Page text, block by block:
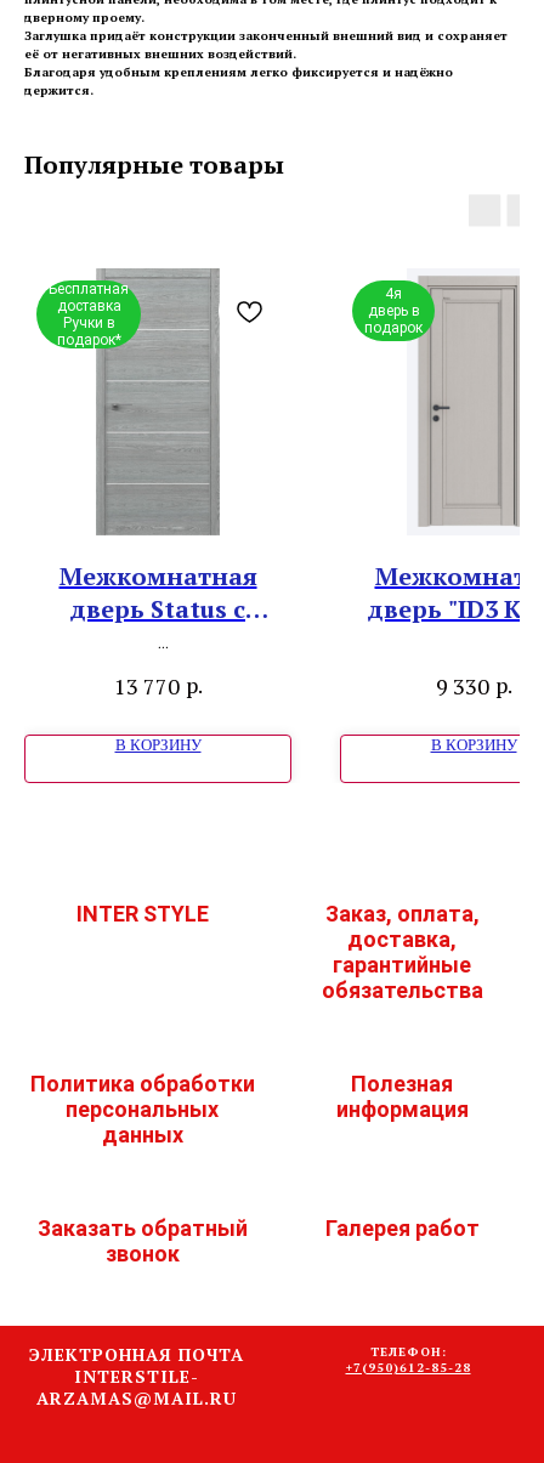
дверному проему.
Заглушка придаёт конструкции законченный внешний вид и сохраняет
её от негативных внешних воздействий.
Благодаря удобным креплениям легко фиксируется и надёжно
держится.
Популярные товары
Бесплатная
доставка
Ручки в
подарок*
Межкомнатная
дверь Status с
алюминиевой
кромкой "Модель
"M" Дуб скальный
13 770 р.
В КОРЗИНУ
4я
дверь в
подарок
дверь "ID3
9 330 р.
В КОРЗИНУ
INTER STYLE
Заказ, оплата,
доставка,
гарантийные
обязательства
Политика обработки
персональных
данных
Полезная
информация
Заказать обратный
звонок
Галерея работ
ЭЛЕКТРОННАЯ ПОЧТА
INTERSTILE-
ARZAMAS@MAIL.RU
ТЕЛЕФОН:
+7(950)612-85-28